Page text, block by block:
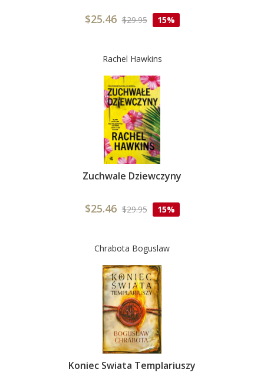
$25.46 $29.95 15%
Rachel Hawkins
Zuchwale Dziewczyny
$25.46 $29.95 15%
Chrabota Boguslaw
Koniec Swiata Templariuszy